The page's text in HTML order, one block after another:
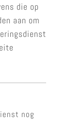
die op
aan om
nog